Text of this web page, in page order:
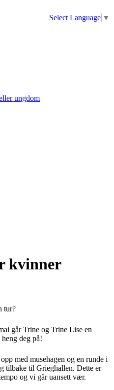
Select Language ▼
ungdom
kvinner
tur?
går Trine og Trine Lise en
deg på!
med musehagen og en runde i
tilbake til Grieghallen. Dette er
og vi går uansett vær.